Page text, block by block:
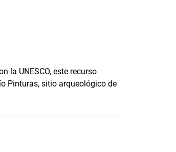
la UNESCO, este recurso
Pinturas, sitio arqueológico de